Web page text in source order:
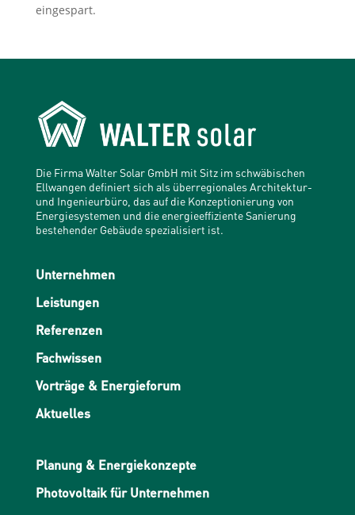
eingespart.
Die Firma Walter Solar GmbH mit Sitz im schwäbischen
Ellwangen definiert sich als überregionales Architektur-
und Ingenieurbüro, das auf die Konzeptionierung von
Energiesystemen und die energieeffiziente Sanierung
bestehender Gebäude spezialisiert ist.
Unternehmen
Leistungen
Referenzen
Fachwissen
Vorträge & Energieforum
Aktuelles
Planung & Energiekonzepte
Photovoltaik für Unternehmen